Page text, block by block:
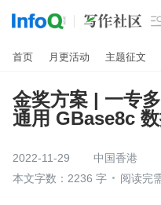
首页 月更活动 主题征文
金奖方案 | 一专
通用 GBase8c
2022-11-29
中国香港
本文字数：2236 字
阅读完